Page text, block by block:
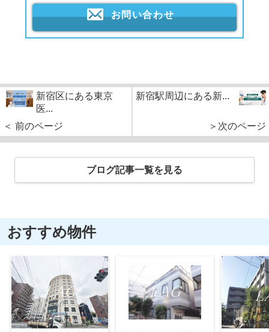
お問い合わせ
新宿区にある東京
医...
＜ 前のページ
新宿駅周辺にある新...
＞次のページ
ブログ記事一覧を見る
おすすめ物件